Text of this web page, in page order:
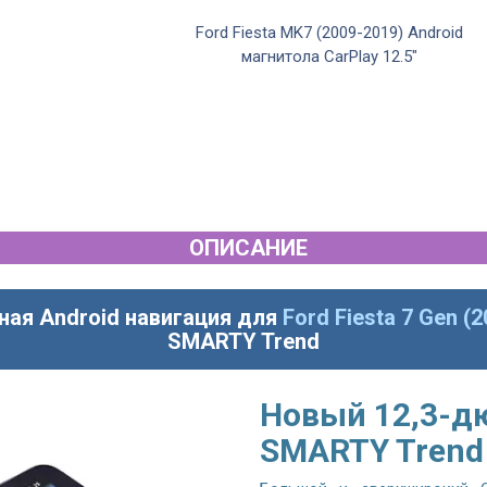
Ford Fiesta MK7 (2009-2019) Android
магнитола CarPlay 12.5"
ОПИСАНИЕ
Android навигация для Ford Fiesta 7 Gen
SMARTY Trend
Новый 12,3-
SMARTY Trend